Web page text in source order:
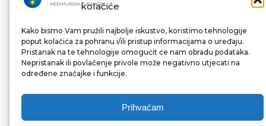
kolačiće
Kako bismo Vam pružili najbolje iskustvo, koristimo tehnologije
poput kolačića za pohranu i/ili pristup informacijama o uređaju.
Pristanak na te tehnologije omogućit će nam obradu podataka.
Nepristanak ili povlačenje privole može negativno utjecati na
određene značajke i funkcije.
Prihvaćam
REPUBLIKA HRVATSKA